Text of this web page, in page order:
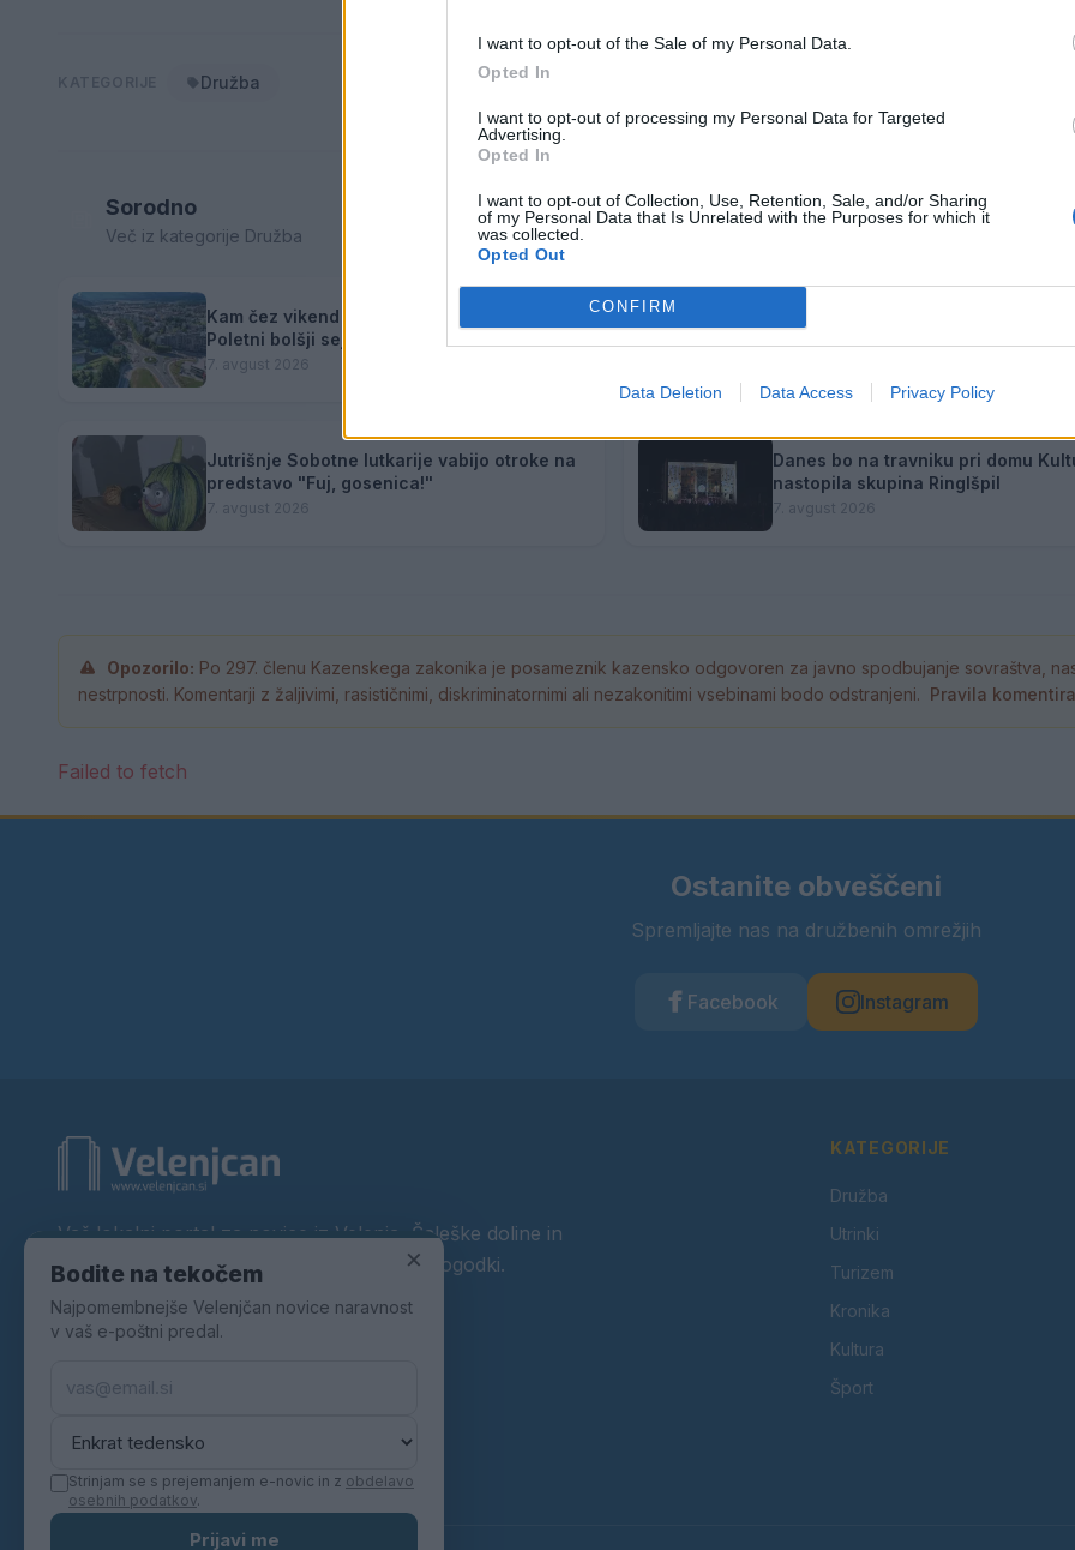
I want to opt-out of the Sale of my Personal Data.
Opted In
I want to opt-out of processing my Personal Data for Targeted
Advertising.
Opted In
I want to opt-out of Collection, Use, Retention, Sale, and/or Sharing
of my Personal Data that Is Unrelated with the Purposes for which it
was collected.
Opted Out
CONFIRM
Data Deletion Data Access Privacy Policy
Družba
Sorodno
Več iz kategorije Družba
Kam čez vikend v Velenju: K obisku vabi
Poletni bolšji sejem
7. avgust 2026
Jutrišnje Sobotne lutkarije vabijo otroke na
predstavo "Fuj, gosenica!"
7. avgust 2026
Danes bo na travniku pri domu
nastopila skupina Ringlšpil
7. avgust 2026
Opozorilo: Po 297. členu Kazenskega zakonika je posameznik kazensko odgovoren za javno spodbujanje sovraštva,
nestrpnosti. Komentarji z žaljivimi, rasističnimi, diskriminatornimi ali nezakonitimi vsebinami bodo odstranjeni. Pravila
Failed to fetch
Ostanite obveščeni
Spremljajte nas na družbenih omrežjih
Facebook Instagram
Vaš lokalni portal za novice iz Velenja, Šaleške doline in
okolice. Aktualne novice, šport, kultura, dogodki.
Povezujemo Velenje.
KATEGORIJE
Družba
Utrinki
Turizem
Kronika
Kultura
Šport
×
Bodite na tekočem
Najpomembnejše Velenjčan novice naravnost
v vaš e-poštni predal.
Strinjam se s prejemanjem e-novic in z obdelavo
osebnih podatkov.
Prijavi me